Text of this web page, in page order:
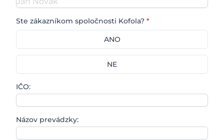
Ste zákazníkom spoločnosti Kofola? *
ANO
NE
IČO:
Názov prevádzky: